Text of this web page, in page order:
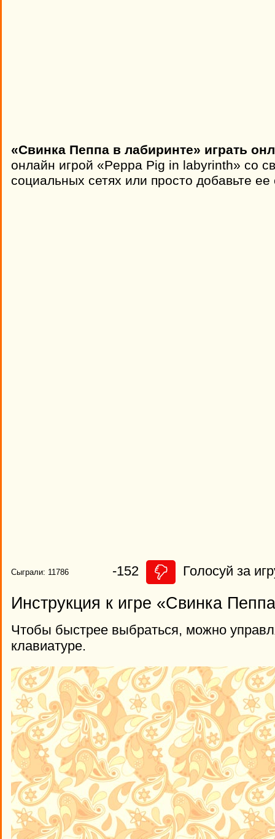
«Свинка Пеппа в лабиринте» играть
онлайн игрой «Peppa Pig in labyrinth» со
социальных сетях или просто добавьте ее
Сыграли: 11786 -152 Голосуй за
Инструкция к игре «Свинка
Чтобы быстрее выбраться, можно
клавиатуре.